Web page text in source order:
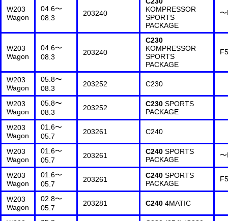
W203
Wagon
04.6〜
08.3
203240
KOMPRESSOR
SPORTS
PACKAGE
W203
Wagon
04.6〜
08.3
203240
C230
KOMPRESSOR
SPORTS
PACKAGE
W203
Wagon
05.8〜
08.3
203252 C230
W203
Wagon
05.8〜
08.3
203252 C230 SPORTS
PACKAGE
W203
Wagon
01.6〜
05.7
203261 C240
W203
Wagon
01.6〜
05.7
203261 C240 SPORTS
PACKAGE
W203
Wagon
01.6〜
05.7
203261 C240 SPORTS
PACKAGE
W203
Wagon
02.8〜
05.7
203281 C240 4MATIC